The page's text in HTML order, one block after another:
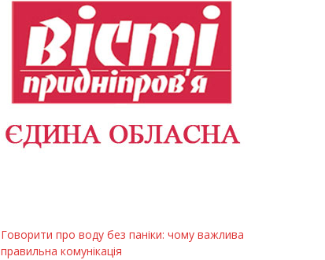
Говорити про воду без паніки: чому важлива
правильна комунікація